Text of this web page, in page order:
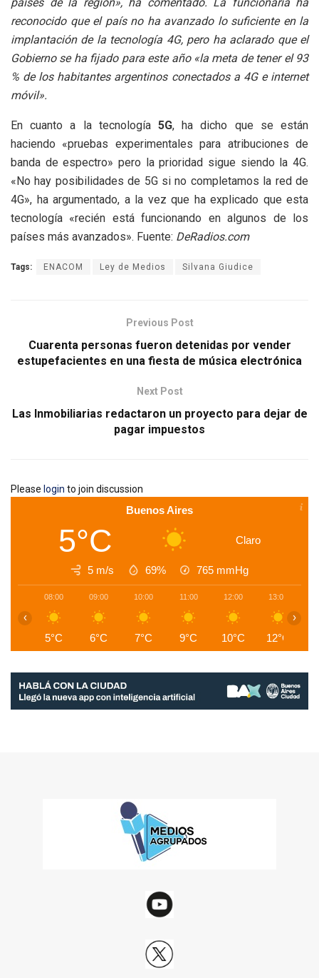
reconocido que el país no ha avanzado lo suficiente en la
implantación de la tecnología 4G, pero ha aclarado que el
Gobierno se ha fijado para este año «la meta de tener el 93
% de los habitantes argentinos conectados a 4G e internet
móvil».
En cuanto a la tecnología 5G, ha dicho que se están
haciendo «pruebas experimentales para atribuciones de
banda de espectro» pero la prioridad sigue siendo la 4G.
«No hay posibilidades de 5G si no completamos la red de
4G», ha argumentado, a la vez que ha explicado que esta
tecnología «recién está funcionando en algunos de los
países más avanzados». Fuente: DeRadios.com
Tags: ENACOM Ley de Medios Silvana Giudice
Previous Post
Cuarenta personas fueron detenidas por vender
estupefacientes en una fiesta de música electrónica
Next Post
Las Inmobiliarias redactaron un proyecto para dejar de
pagar impuestos
Please login to join discussion
Buenos Aires
5°C Claro
5 m/s 69% 765 mmHg
08:00
5°C
09:00
6°C
10:00
7°C
11:00
9°C
12:00
10°C
13:00
12°C
‹ ›